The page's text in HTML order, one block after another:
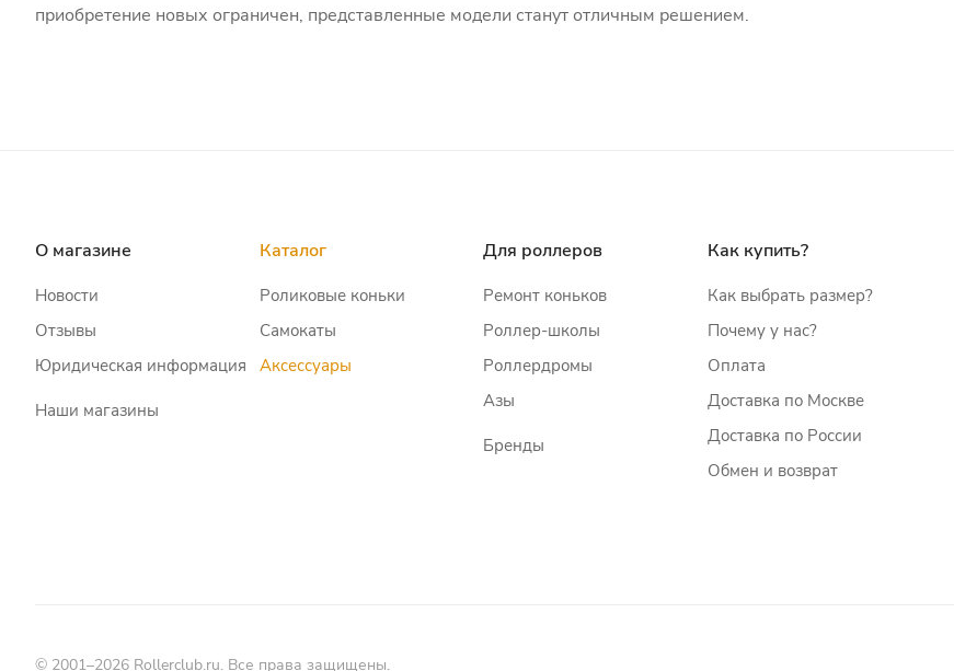
приобретение новых ограничен, представленные модели станут отличным решением.
О магазине
Новости
Отзывы
Юридическая информация
Наши магазины
Каталог
Роликовые коньки
Самокаты
Аксессуары
Для роллеров
Ремонт коньков
Роллер-школы
Роллердромы
Азы
Бренды
Как купить?
Как выбрать размер?
Почему у нас?
Оплата
Доставка по Москве
Доставка по России
Обмен и возврат
© 2001–2026 Rollerclub.ru. Все права защищены.